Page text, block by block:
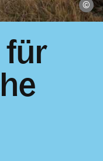
Aktionen
für